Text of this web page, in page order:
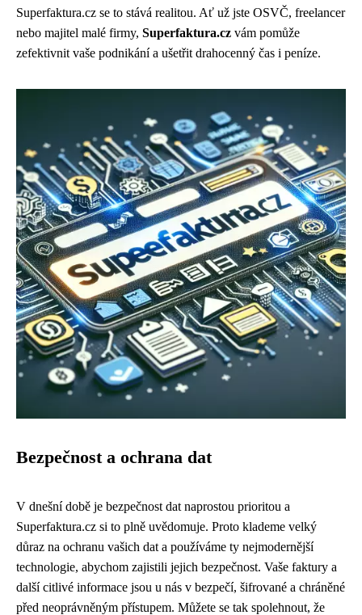
Superfaktura.cz se to stává realitou. Ať už jste OSVČ, freelancer
nebo majitel malé firmy, Superfaktura.cz vám pomůže
zefektivnit vaše podnikání a ušetřit drahocenný čas i peníze.
Bezpečnost a ochrana dat
V dnešní době je bezpečnost dat naprostou prioritou a
Superfaktura.cz si to plně uvědomuje. Proto klademe velký
důraz na ochranu vašich dat a používáme ty nejmodernější
technologie, abychom zajistili jejich bezpečnost. Vaše faktury a
další citlivé informace jsou u nás v bezpečí, šifrované a chráněné
před neoprávněným přístupem. Můžete se tak spolehnout, že